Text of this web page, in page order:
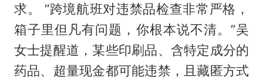
求。 “跨境航班对违禁品检查非常严格，
箱子里但凡有问题，你根本说不清。”吴
女士提醒道，某些印刷品、含特定成分的
药品、超量现金都可能违禁，且藏匿方式